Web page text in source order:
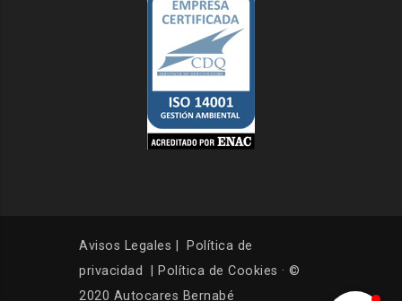
Avisos Legales
Política de
privacidad
Política de Cookies · ©
2020 Autocares Bernabé